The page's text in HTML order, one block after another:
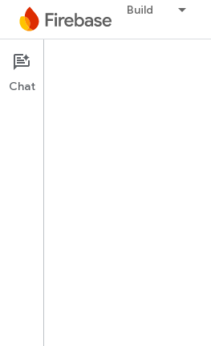
Build
Documentation
Visão geral
Chat